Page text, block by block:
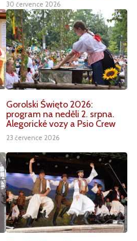
30 července 2026
Gorolski Święto 2026:
program na neděli 2. srpna.
Alegorické vozy a Psio Crew
23 července 2026